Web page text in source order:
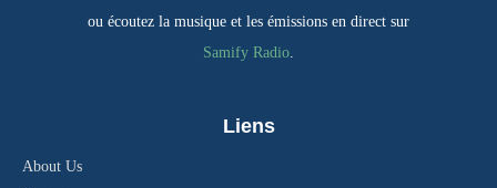
ou écoutez la musique et les émissions en direct sur
Samify Radio
Liens
About Us